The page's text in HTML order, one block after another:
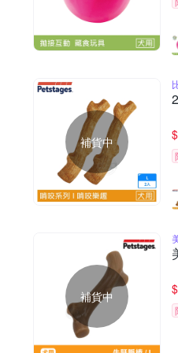
補貨中 $
補貨中 $